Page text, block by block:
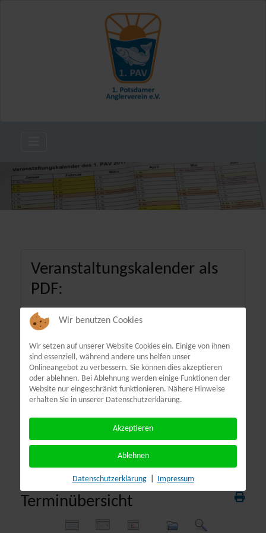
Veranstaltungskalender als
PDF:
Terminübersicht
Wir benutzen Cookies
Wir setzen auf unserer Website Cookies ein. Einige von ihnen
sind essenziell, während andere uns helfen unser
Onlineangebot zu verbessern. Sie können dies akzeptieren
oder ablehnen. Bei Ablehnung werden einige Funktionen der
Website nur eingeschränkt funktionieren. Nähere Hinweise
erhalten Sie in unserer Datenschutzerklärung.
Akzeptieren
Ablehnen
Datenschutzerklärung Impressum